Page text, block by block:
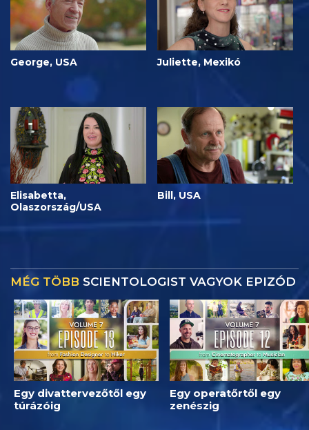
George, USA Juliette, Mexikó
Elisabetta,
Olaszország/USA
Bill, USA
MÉG TÖBB SCIENTOLOGIST VAGYOK EPIZÓD
Egy divattervezőtől egy
túrázóig
Egy operatőrtől egy
zenészig